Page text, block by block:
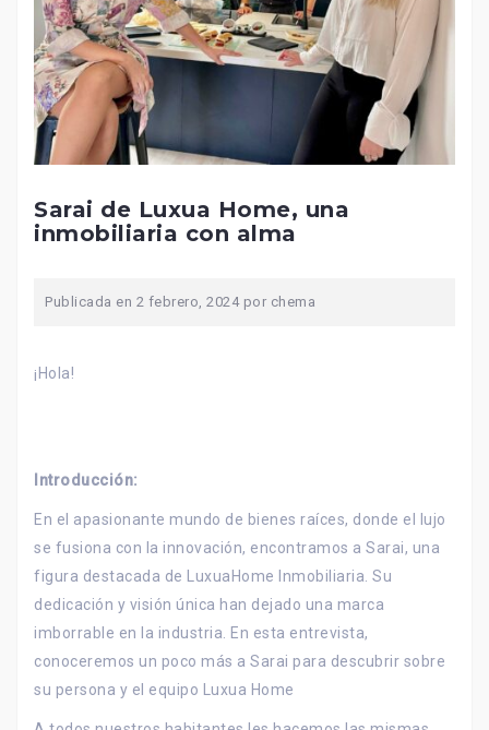
Sarai de Luxua Home, una
inmobiliaria con alma
Publicada en 2 febrero, 2024por chema
¡Hola!
Introducción:
En el apasionante mundo de bienes raíces, donde el lujo
se fusiona con la innovación, encontramos a Sarai, una
figura destacada de LuxuaHome Inmobiliaria. Su
dedicación y visión única han dejado una marca
imborrable en la industria. En esta entrevista,
conoceremos un poco más a Sarai para descubrir sobre
su persona y el equipo Luxua Home